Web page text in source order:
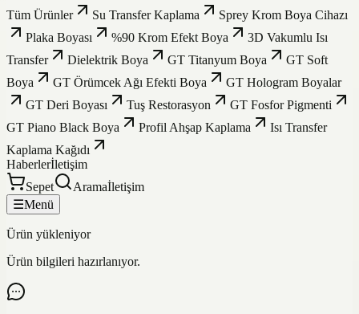
Tüm Ürünler
Su Transfer Kaplama
Sprey Krom Boya Cihazı
Plaka Boyası
%90 Krom Efekt Boya
3D Vakumlu Isı
Transfer
Dielektrik Boya GT Titanyum Boya
GT Soft
Boya
GT Örümcek Ağı Efekti Boya
GT Hologram Boyalar
GT Deri Boyası
Tuş Restorasyon
GT Fosfor Pigmenti
GT Piano Black Boya
Profil Ahşap Kaplama
Isı Transfer
Kaplama Kağıdı
Haberlerİletişim
Sepet
Aramaİletişim
☰Menü
Ürün yükleniyor
Ürün bilgileri hazırlanıyor.